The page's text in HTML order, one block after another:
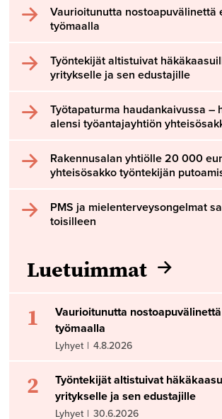
Vaurioitunutta nostoapuvälinettä
työmaalla
Työntekijät altistuivat
yritykselle ja sen edustajille
Työtapaturma haudankaivussa –
alensi työantajayhtiön
Rakennusalan yhtiölle 20 000
yhteisösakko työntekijän
PMS ja mielenterveysongelmat
toisilleen
Luetuimmat
1
Vaurioitunutta
työmaalla
Lyhyet | 4.8.2026
2
Työntekijät altistuivat
yritykselle ja sen edustajille
Lyhyet | 30.6.2026